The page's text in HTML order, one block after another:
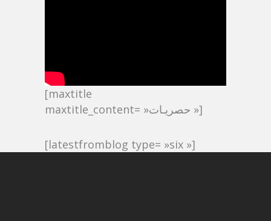
[maxtitle
maxtitle_content= »حصريـات »]
[latestfromblog type= »six »]